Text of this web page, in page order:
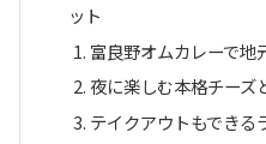
ット
富良野オムカレーで地
夜に楽しむ本格チーズ
テイクアウトもできる